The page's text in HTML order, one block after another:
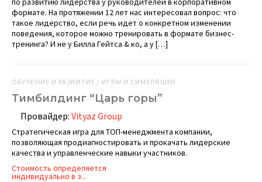
формате. На протяжении 12 лет нас интересовал вопрос: что
такое лидерство, если речь идет о конкретном изменении
поведения, которое можно тренировать в формате бизнес-
тренинга? И не у Билла Гейтса & ко, а у […]
ОБУЧЕНИЕ И РАЗВИТИЕ / ИГРЫ И СИМУЛЯЦИИ
Тимбилдинг “Царь горы”
Провайдер: Vityaz Group
Стратегическая игра для ТОП-менеджмента компании,
позволяющая продиагностировать и прокачать лидерские
качества и управленческие навыки участников.
Стоимость определяется
индивидуально в з...